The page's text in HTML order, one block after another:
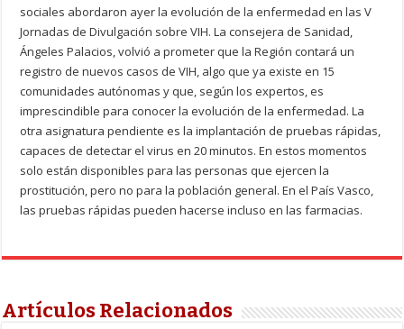
sociales abordaron ayer la evolución de la enfermedad en las V
Jornadas de Divulgación sobre VIH. La consejera de Sanidad,
Ángeles Palacios, volvió a prometer que la Región contará un
registro de nuevos casos de VIH, algo que ya existe en 15
comunidades autónomas y que, según los expertos, es
imprescindible para conocer la evolución de la enfermedad. La
otra asignatura pendiente es la implantación de pruebas rápidas,
capaces de detectar el virus en 20 minutos. En estos momentos
solo están disponibles para las personas que ejercen la
prostitución, pero no para la población general. En el País Vasco,
las pruebas rápidas pueden hacerse incluso en las farmacias.
Artículos Relacionados